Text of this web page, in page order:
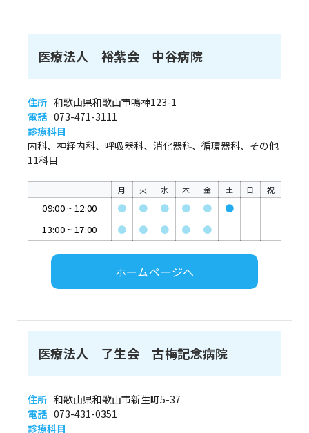
医療法人 裕紫会 中谷病院
住所 和歌山県和歌山市鳴神123-1
電話 073-471-3111
診療科目
内科、神経内科、呼吸器科、消化器科、循環器科、その他
11科目
月 火 水 木 金 土 日 祝
09:00~ 12:00 ● ● ● ● ●
●
13:00~ 17:00 ● ● ● ● ●
ホームページへ
医療法人 了生会 古梅記念病院
住所 和歌山県和歌山市新生町5-37
電話 073-431-0351
診療科目